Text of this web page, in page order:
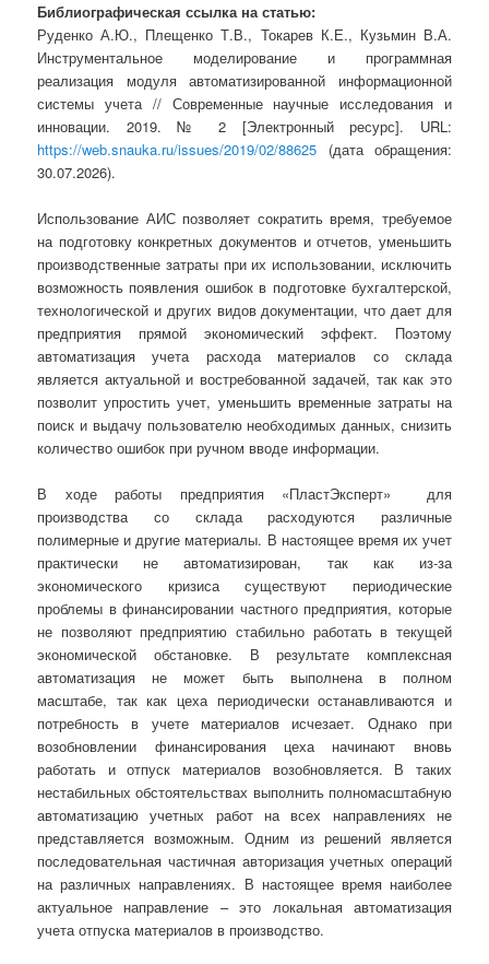
Библиографическая ссылка на статью:
Руденко А.Ю., Плещенко Т.В., Токарев К.Е., Кузьмин В.А.
Инструментальное моделирование и программная
реализация модуля автоматизированной информационной
системы учета // Современные научные исследования и
инновации. 2019. № 2 [Электронный ресурс]. URL:
https://web.snauka.ru/issues/2019/02/88625 (дата обращения:
30.07.2026).
Использование АИС позволяет сократить время, требуемое
на подготовку конкретных документов и отчетов, уменьшить
производственные затраты при их использовании, исключить
возможность появления ошибок в подготовке бухгалтерской,
технологической и других видов документации, что дает для
предприятия прямой экономический эффект. Поэтому
автоматизация учета расхода материалов со склада
является актуальной и востребованной задачей, так как это
позволит упростить учет, уменьшить временные затраты на
поиск и выдачу пользователю необходимых данных, снизить
количество ошибок при ручном вводе информации.
В ходе работы предприятия «ПластЭксперт» для
производства со склада расходуются различные
полимерные и другие материалы. В настоящее время их учет
практически не автоматизирован, так как из-за
экономического кризиса существуют периодические
проблемы в финансировании частного предприятия, которые
не позволяют предприятию стабильно работать в текущей
экономической обстановке. В результате комплексная
автоматизация не может быть выполнена в полном
масштабе, так как цеха периодически останавливаются и
потребность в учете материалов исчезает. Однако при
возобновлении финансирования цеха начинают вновь
работать и отпуск материалов возобновляется. В таких
нестабильных обстоятельствах выполнить полномасштабную
автоматизацию учетных работ на всех направлениях не
представляется возможным. Одним из решений является
последовательная частичная авторизация учетных операций
на различных направлениях. В настоящее время наиболее
актуальное направление – это локальная автоматизация
учета отпуска материалов в производство.